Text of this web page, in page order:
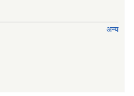
अन्य